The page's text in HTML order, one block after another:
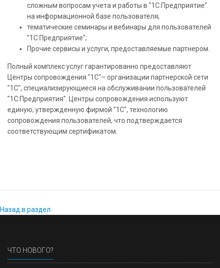
сложным вопросам учета и работы в "1С:Предприятие"
на информационной базе пользователя;
тематические семинары и вебинары для пользователей
"1С:Предприятие";
Прочие сервисы и услуги, предоставляемые партнером.
Полный комплекс услуг гарантированно предоставляют
Центры сопровождения "1С"– организации партнерской сети
"1С", специализирующиеся на обслуживании пользователей
"1С:Предприятия". Центры сопровождения используют
единую, утвержденную фирмой "1С", технологию
сопровождения пользователей, что подтверждается
соответствующим сертификатом.
Назад в раздел
ЧТО НОВОГО?